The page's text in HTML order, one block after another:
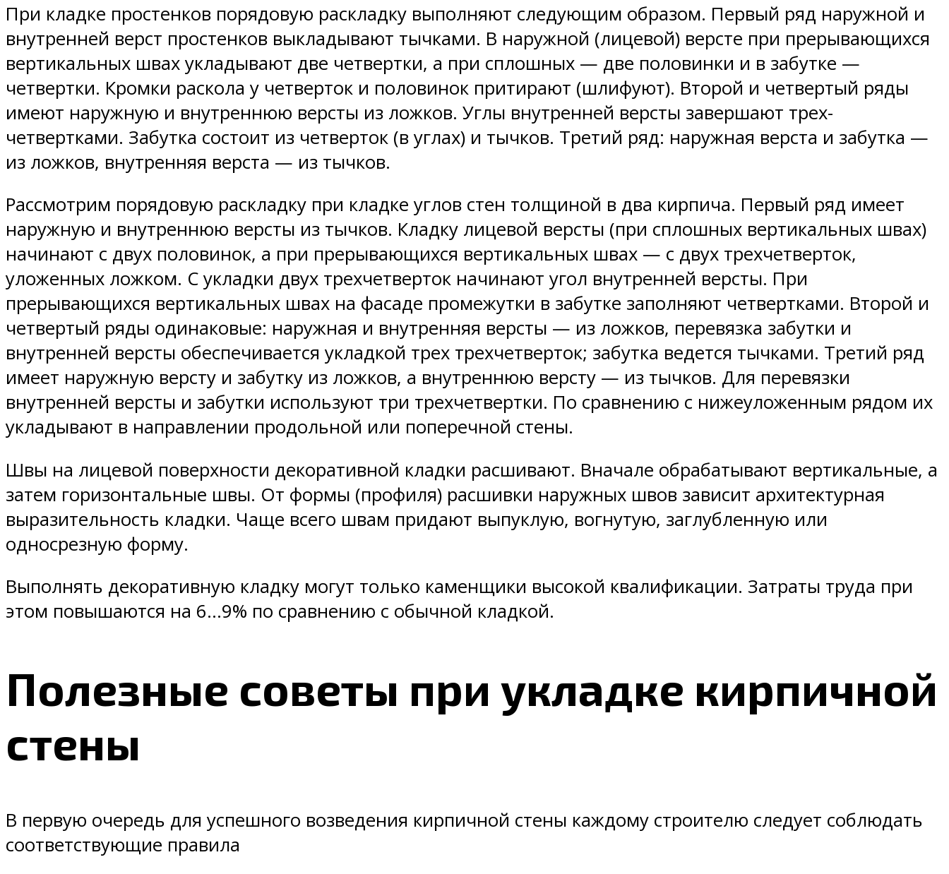
При кладке простенков порядовую раскладку выполняют следующим образом. Первый ряд наружной и
внутренней верст простенков выкладывают тычками. В наружной (лицевой) версте при прерывающихся
вертикальных швах укладывают две четвертки, а при сплошных — две половинки и в забутке —
четвертки. Кромки раскола у четверток и половинок притирают (шлифуют). Второй и четвертый ряды
имеют наружную и внутреннюю версты из ложков. Углы внутренней версты завершают трех-
четвертками. Забутка состоит из четверток (в углах) и тычков. Третий ряд: наружная верста и забутка —
из ложков, внутренняя верста — из тычков.
Рассмотрим порядовую раскладку при кладке углов стен толщиной в два кирпича. Первый ряд имеет
наружную и внутреннюю версты из тычков. Кладку лицевой версты (при сплошных вертикальных швах)
начинают с двух половинок, а при прерывающихся вертикальных швах — с двух трехчетверток,
уложенных ложком. С укладки двух трехчетверток начинают угол внутренней версты. При
прерывающихся вертикальных швах на фасаде промежутки в забутке заполняют четвертками. Второй и
четвертый ряды одинаковые: наружная и внутренняя версты — из ложков, перевязка забутки и
внутренней версты обеспечивается укладкой трех трехчетверток; забутка ведется тычками. Третий ряд
имеет наружную версту и забутку из ложков, а внутреннюю версту — из тычков. Для перевязки
внутренней версты и забутки используют три трехчетвертки. По сравнению с нижеуложенным рядом их
укладывают в направлении продольной или поперечной стены.
Швы на лицевой поверхности декоративной кладки расшивают. Вначале обрабатывают вертикальные, а
затем горизонтальные швы. От формы (профиля) расшивки наружных швов зависит архитектурная
выразительность кладки. Чаще всего швам придают выпуклую, вогнутую, заглубленную или
односрезную форму.
Выполнять декоративную кладку могут только каменщики высокой квалификации. Затраты труда при
этом повышаются на 6…9% по сравнению с обычной кладкой.
Полезные советы при укладке кирпичной
стены
В первую очередь для успешного возведения кирпичной стены каждому строителю следует соблюдать
соответствующие правила